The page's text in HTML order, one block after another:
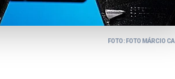
FOTO: FOTO MÁRCIO